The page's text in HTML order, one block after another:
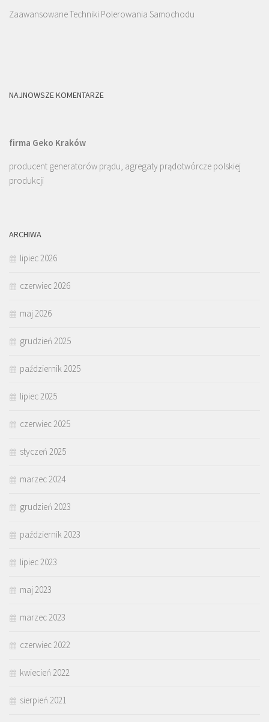
Zaawansowane Techniki Polerowania Samochodu
NAJNOWSZE KOMENTARZE
firma Geko Kraków
producent generatorów prądu, agregaty prądotwórcze polskiej
produkcji
ARCHIWA
lipiec 2026
czerwiec 2026
maj 2026
grudzień 2025
październik 2025
lipiec 2025
czerwiec 2025
styczeń 2025
marzec 2024
grudzień 2023
październik 2023
lipiec 2023
maj 2023
marzec 2023
czerwiec 2022
kwiecień 2022
sierpień 2021